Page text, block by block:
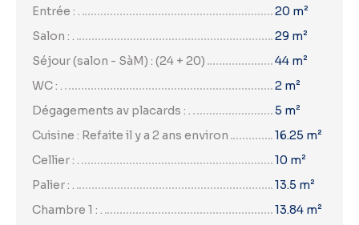
Entrée : .
20 m²
Salon : .
29 m²
Séjour (salon - SàM) : (24 + 20)
44 m²
WC : .
2 m²
Dégagements av placards : .
5 m²
Cuisine : Refaite il y a 2 ans environ
16.25 m²
Cellier : .
10 m²
Palier : .
13.5 m²
Chambre 1 : .
13.84 m²